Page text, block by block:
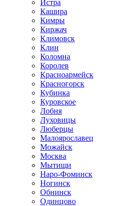
Истра
Кашира
Кимры
Киржач
Климовск
Клин
Коломна
Королев
Красноармейск
Красногорск
Кубинка
Куровское
Лобня
Луховицы
Люберцы
Малоярославец
Можайск
Москва
Мытищи
Наро-Фоминск
Ногинск
Обнинск
Одинцово